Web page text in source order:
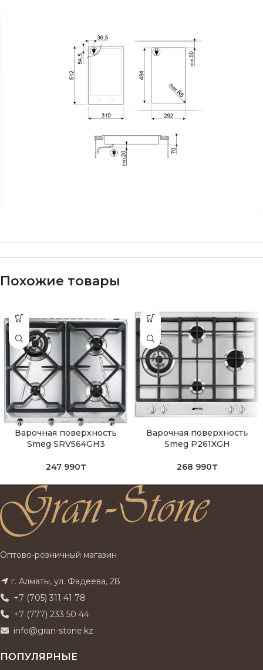
Похожие товары
Варочная поверхность
Smeg SRV564GH3
247 990₸
Варочная поверхность
Smeg P261XGH
268 990₸
Оптово-розничный магазин
г. Алматы, ул. Фадеева, 28
+7 (705) 311 41 78
+7 (777) 233 50 44
info@gran-stone.kz
ПОПУЛЯРНЫЕ